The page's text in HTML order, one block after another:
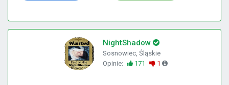
NightShadow
Sosnowiec, Śląskie
Opinie:
171 1